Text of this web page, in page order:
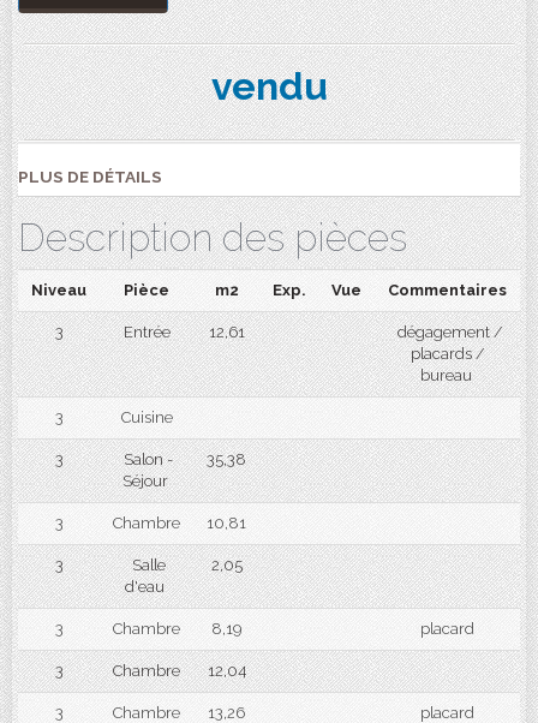
vendu
PLUS DE DÉTAILS
Description des pièces
Niveau Pièce m2 Exp. Vue Commentaires
3 Entrée 12,61
dégagement /
placards /
bureau
3 Cuisine
3
Salon -
Séjour
35,38
3 Chambre 10,81
3
Salle
d'eau
2,05
3 Chambre 8,19 placard
3 Chambre 12,04
3 Chambre 13,26 placard